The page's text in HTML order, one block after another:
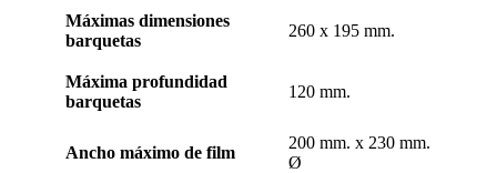
Máximas dimensiones
barquetas
260 x 195 mm.
Máxima profundidad
barquetas
120 mm.
Ancho máximo de film
200 mm. x 230 mm.
Ø